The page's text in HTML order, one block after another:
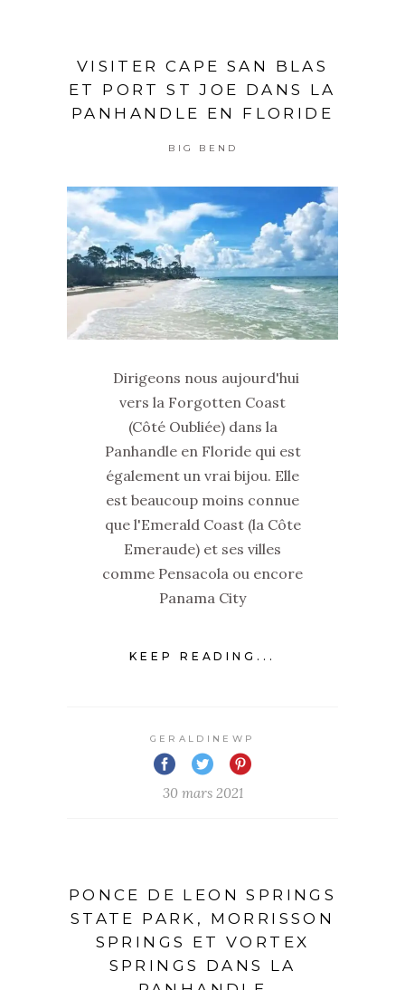
VISITER CAPE SAN BLAS
ET PORT ST JOE DANS LA
PANHANDLE EN FLORIDE
BIG BEND
Dirigeons nous aujourd'hui
vers la Forgotten Coast
(Côté Oubliée) dans la
Panhandle en Floride qui est
également un vrai bijou. Elle
est beaucoup moins connue
que l'Emerald Coast (la Côte
Emeraude) et ses villes
comme Pensacola ou encore
Panama City
KEEP READING...
GERALDINEWP
30 mars 2021
PONCE DE LEON SPRINGS
STATE PARK, MORRISSON
SPRINGS ET VORTEX
SPRINGS DANS LA